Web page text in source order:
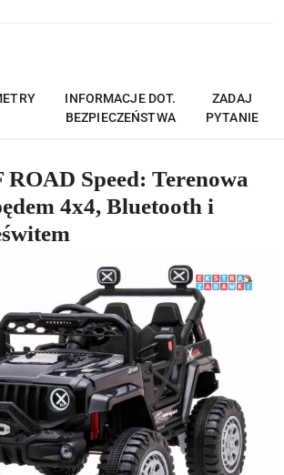
INFORMACJE DOT.
BEZPIECZEŃSTWA
ZADAJ
PYTANIE
ROAD Speed: Terenowa
4x4, Bluetooth i